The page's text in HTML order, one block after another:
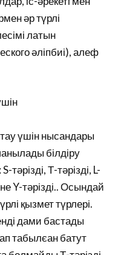
әр түрлі
латын
әліпбиі), алеф
үшін нысандары
білдіру
тәрізді, Т-тәрізді, L-
Y-тәрізді.. Осындай
қызмет түрлері.
дами бастады
табылєан батут